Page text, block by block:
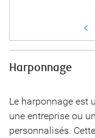
Harponnage
Le harponnage est
une entreprise ou
personnalisés.